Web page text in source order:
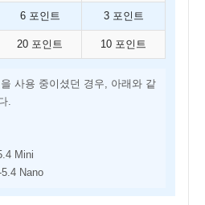
6 포인트 3 포인트
20 포인트 10 포인트
사용 중이셨던 경우, 아래와 같
.
Mini
Nano